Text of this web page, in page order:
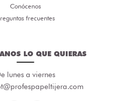
Conócenos
frecuentes
LO QUE QUIERAS
lunes a viernes